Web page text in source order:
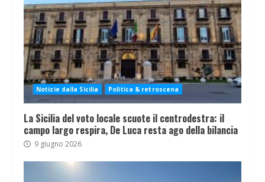
Notizie dalla Sicilia Politica & retroscena
La Sicilia del voto locale scuote il centrodestra: il
campo largo respira, De Luca resta ago della bilancia
9 giugno 2026